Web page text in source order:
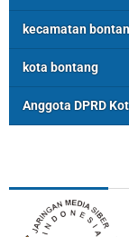
kecamatan
kota bontang
Anggota DPRD